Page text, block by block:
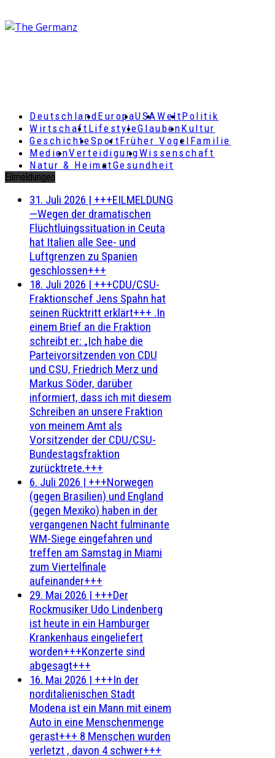
DeutschlandEuropaUSAWeltPolitik
Wirtschaft LifestyleGlaubenKultur
GeschichteSportFrüher Vogel Familie
MedienVerteidigungWissenschaft
Natur & HeimatGesundheit
Eilmeldungen
31. Juli 2026 | +++EILMELDUNG
—Wegen der dramatischen
Flüchtluingssituation in Ceuta
hat Italien alle See- und
Luftgrenzen zu Spanien
geschlossen+++
18. Juli 2026 | +++CDU/CSU-
Fraktionschef Jens Spahn hat
seinen Rücktritt erklärt+++ .In
einem Brief an die Fraktion
schreibt er: „Ich habe die
Parteivorsitzenden von CDU
und CSU, Friedrich Merz und
Markus Söder, darüber
informiert, dass ich mit diesem
Schreiben an unsere Fraktion
von meinem Amt als
Vorsitzender der CDU/CSU-
Bundestagsfraktion
zurücktrete.+++
6. Juli 2026 | +++Norwegen
(gegen Brasilien) und England
(gegen Mexiko) haben in der
vergangenen Nacht fulminante
WM-Siege eingefahren und
treffen am Samstag in Miami
zum Viertelfinale
aufeinander+++
29. Mai 2026 | +++Der
Rockmusiker Udo Lindenberg
ist heute in ein Hamburger
Krankenhaus eingeliefert
worden+++Konzerte sind
abgesagt+++
16. Mai 2026 | +++In der
norditalienischen Stadt
Modena ist ein Mann mit einem
Auto in eine Menschenmenge
gerast+++ 8 Menschen wurden
verletzt , davon 4 schwer+++